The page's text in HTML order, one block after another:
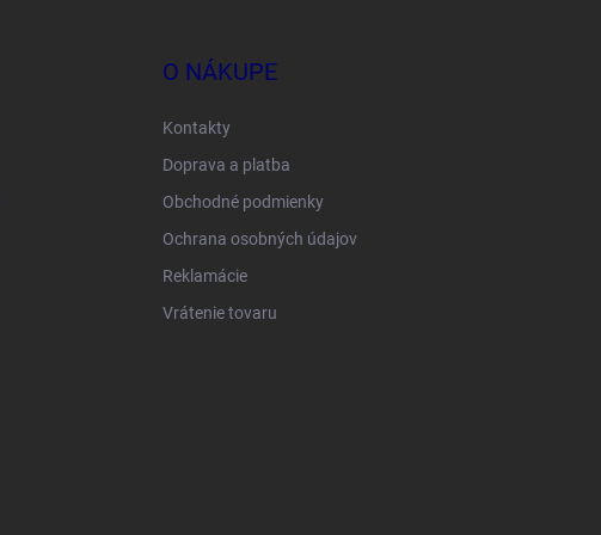
O NÁKUPE
Kontakty
Doprava a platba
Obchodné podmienky
Ochrana osobných údajov
Reklamácie
Vrátenie tovaru